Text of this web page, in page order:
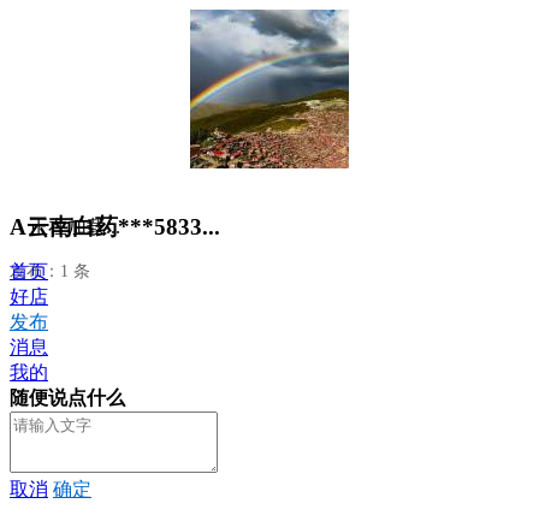
A云南白药***5833...
发布：1 条
正在加载...
首页
好店
发布
消息
我的
随便说点什么
取消 确定